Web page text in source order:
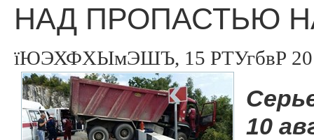
НАД ПРОПАСТЬЮ
їЮЭХФХЫмЭШЪ, 15 РТУгбвР
10